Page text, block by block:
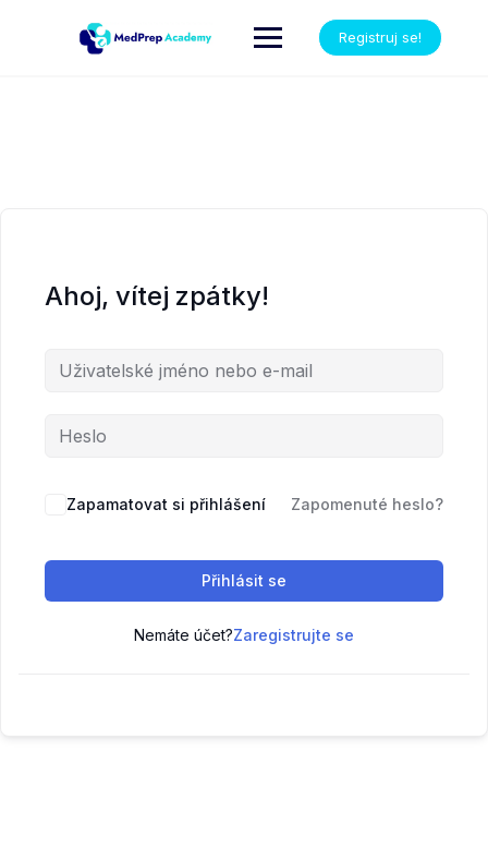
Registruj se!
Ahoj, vítej zpátky!
Zapamatovat si přihlášení Zapomenuté heslo?
Přihlásit se
Nemáte účet?Zaregistrujte se